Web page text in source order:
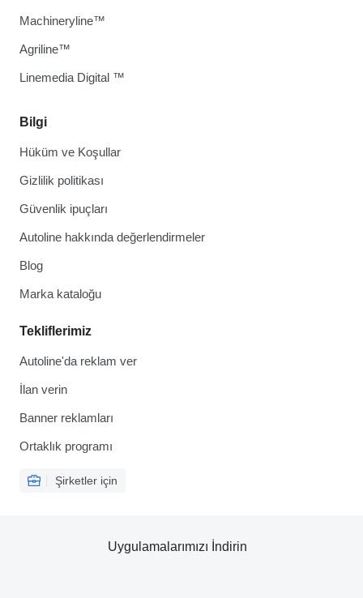
Bilgi
Hüküm ve Koşullar
Gizlilik politikası
Güvenlik ipuçları
Autoline hakkında değerlendirmeler
Blog
Marka kataloğu
Tekliflerimiz
Autoline'da reklam ver
İlan verin
Banner reklamları
Ortaklık programı
Şirketler için
Machineryline™
Agriline™
Linemedia Digital ™
Uygulamalarımızı İndirin